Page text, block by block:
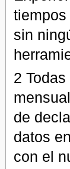
tiempos
sin
2
de
datos
con el